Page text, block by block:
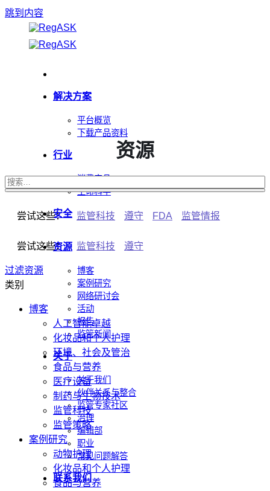
跳到内容
解决方案
平台概览
下载产品资料
行业
消费产品
生命科学
安全
资源
博客
案例研究
网络研讨会
活动
报告
监管新闻
关于
关于我们
伙伴关系与整合
监管专家社区
治理
编辑部
职业
常见问题解答
联系我们
资源
尝试这些： 监管科技 遵守 FDA 监管情报
尝试这些： 监管科技 遵守
过滤资源
类别
博客
人工智能卓越
化妆品和个人护理
环境、社会及管治
食品与营养
医疗设备
制药与生物技术
监管科技
监管策略
案例研究
动物护理
化妆品和个人护理
食品与营养